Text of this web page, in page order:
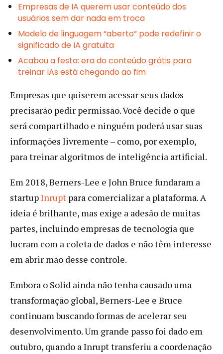
Empresas de IA querem usar conteúdo dos
usuários sem dar nada em troca
Modelo de linguagem “aberto” pode redefinir o
significado de IA gratuita
Acabou a festa: era do conteúdo grátis para
treinar IAs está chegando ao fim
Empresas que quiserem acessar seus dados
precisarão pedir permissão. Você decide o que
será compartilhado e ninguém poderá usar suas
informações livremente – como, por exemplo,
para treinar algoritmos de inteligência artificial.
Em 2018, Berners-Lee e John Bruce fundaram a
startupInrupt para comercializar a plataforma. A
ideia é brilhante, mas exige a adesão de muitas
partes, incluindo empresas de tecnologia que
lucram com a coleta de dados e não têm interesse
em abrir mão desse controle.
Embora o Solid ainda não tenha causado uma
transformação global, Berners-Lee e Bruce
continuam buscando formas de acelerar seu
desenvolvimento. Um grande passo foi dado em
outubro, quando a Inrupt transferiu a coordenação